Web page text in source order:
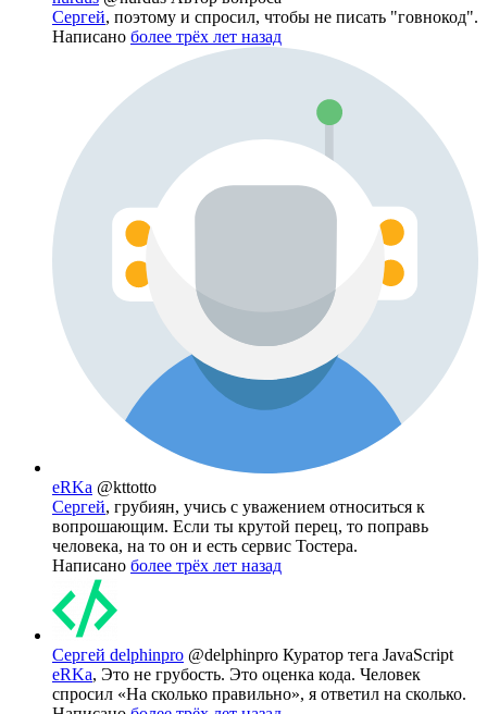
Сергей, поэтому и спросил, чтобы не писать "говнокод".
Написано более трёх лет назад
eRKa @kttotto
Сергей, грубиян, учись с уважением относиться к
вопрошающим. Если ты крутой перец, то поправь
человека, на то он и есть сервис Тостера.
Написано более трёх лет назад
Сергей delphinpro @delphinpro Куратор тега JavaScript
eRKa, Это не грубость. Это оценка кода. Человек
спросил «На сколько правильно», я ответил на сколько.